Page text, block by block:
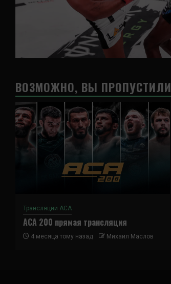
ВОЗМОЖНО, ВЫ ПРОПУСТИЛИ
Трансляции ACA
ACA 200 прямая трансляция
4 месяца тому назад Михаил Маслов